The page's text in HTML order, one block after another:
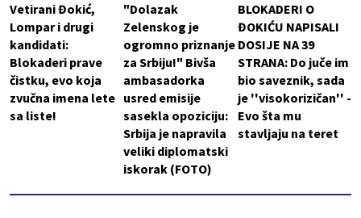
Vetirani Đokić,
Lompar i drugi
kandidati:
Blokaderi prave
čistku, evo koja
zvučna imena lete
sa liste!
"Dolazak
Zelenskog je
ogromno priznanje
za Srbiju!" Bivša
ambasadorka
usred emisije
sasekla opoziciju:
Srbija je napravila
veliki diplomatski
iskorak (FOTO)
BLOKADERI O
ĐOKIĆU NAPISALI
DOSIJE NA 39
STRANA: Do juče im
bio saveznik, sada
je ''visokorizičan'' -
Evo šta mu
stavljaju na teret